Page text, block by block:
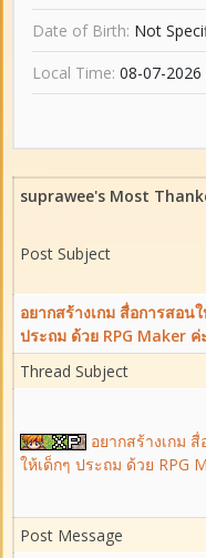
Date of Birth: Not
Local Time: 08-07-
suprawee's Most
Post Subject
อยากสร้างเกม สื่อการสอนใ
ประถม ด้วย RPG Maker ค่
Thread Subject
อยากสร้างเกม
ให้เด็กๆ ประถม ด้วย RPG
Post Message